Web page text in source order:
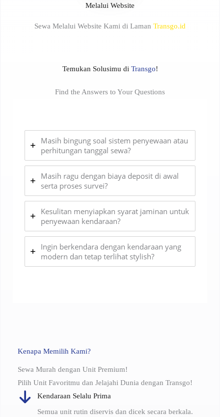
Melalui Website
Sewa Melalui Website Kami di Laman Transgo.id
Temukan Solusimu di Transgo!
Find the Answers to Your Questions
Masih bingung soal sistem penyewaan atau
perhitungan tanggal sewa?
Masih ragu dengan biaya deposit di awal
serta proses survei?
Kesulitan menyiapkan syarat jaminan untuk
penyewaan kendaraan?
Ingin berkendara dengan kendaraan yang
modern dan tetap terlihat stylish?
Kenapa Memilih Kami?
Sewa Murah dengan Unit Premium!
Pilih Unit Favoritmu dan Jelajahi Dunia dengan Transgo!
Kendaraan Selalu Prima
Semua unit rutin diservis dan dicek secara berkala.